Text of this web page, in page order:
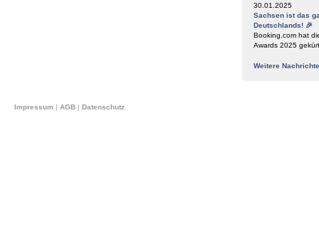
30.01.2025
Sachsen ist das
Deutschlands! 🎉
Booking.com hat
Awards 2025 gekürt
Weitere
Impressum | AGB | Datenschutz